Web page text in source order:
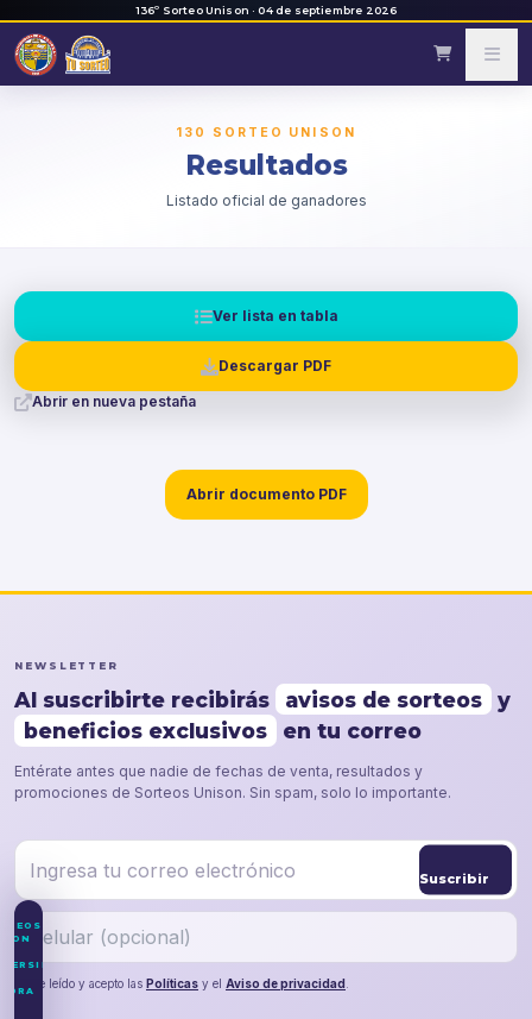
136º Sorteo Unison · 04 de septiembre 2026
130 SORTEO UNISON
Resultados
Listado oficial de ganadores
Ver lista en tabla
Descargar PDF
Abrir en nueva pestaña
Abrir documento PDF
NEWSLETTER
Al suscribirte recibirás avisos de sorteos
y
beneficios exclusivos
en tu correo
Entérate antes que nadie de fechas de venta, resultados y
promociones de Sorteos Unison. Sin spam, solo lo importante.
Suscribir
He leído y acepto las Políticas y el Aviso de privacidad